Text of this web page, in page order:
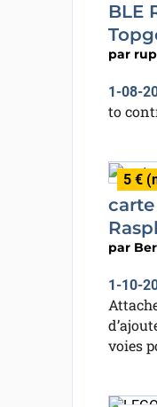
BLE
par
1-08-
to
5 €
par
1-10-
voies